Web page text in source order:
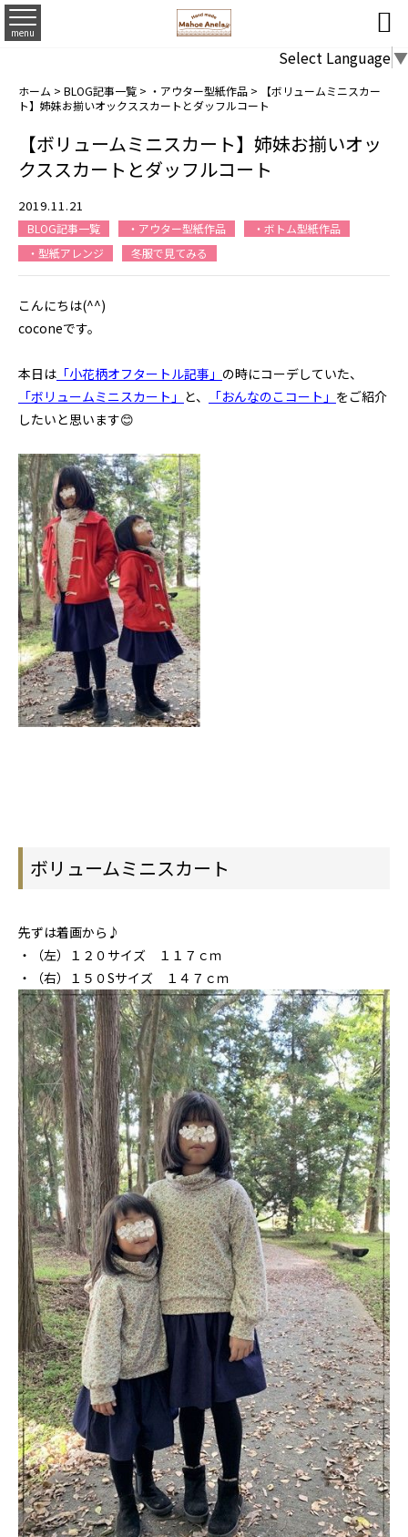
menu 
Select Language▼
ホーム > BLOG記事一覧 > ・アウター型紙作品 >
【ボリュームミニスカー
ト】姉妹お揃いオックススカートとダッフルコート
【ボリュームミニスカート】姉妹お揃いオッ
クススカートとダッフルコート
2019.11.21
BLOG記事一覧 ・アウター型紙作品
・ボトム型紙作品
・型紙アレンジ
冬服で見てみる
こんにちは(^^)
coconeです。
本日は 「小花柄オフタートル記事」 の時にコーデしていた、
「ボリュームミニスカート」 と、 「おんなのこコート」 をご紹介
したいと思います😊
ボリュームミニスカート
先ずは着画から♪
・（左）１２０サイズ １１７ｃｍ
・（右）１５０Sサイズ １４７ｃｍ